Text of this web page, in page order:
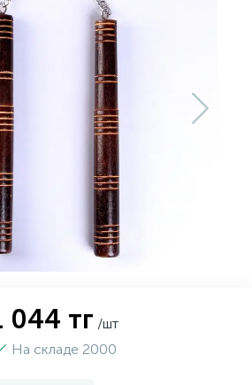
044 тг /шт
На складе 2000